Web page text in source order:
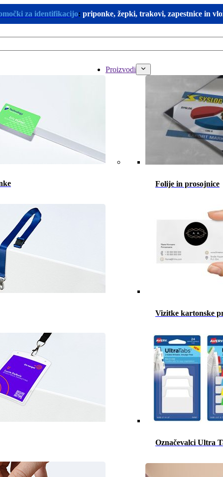
za identifikacijo: priponke, žepki, trakovi, zapestnice in
Proizvodi
Folije in prosojnice
Vizitke kartonske
Označevalci Ultra